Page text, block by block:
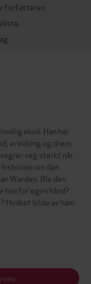
forfatteren
eksil. Han har
erindring og drøm,
seg sterkt når
om den
Warden. Ble den
han for egen hånd?
Hvilket bilde av ham